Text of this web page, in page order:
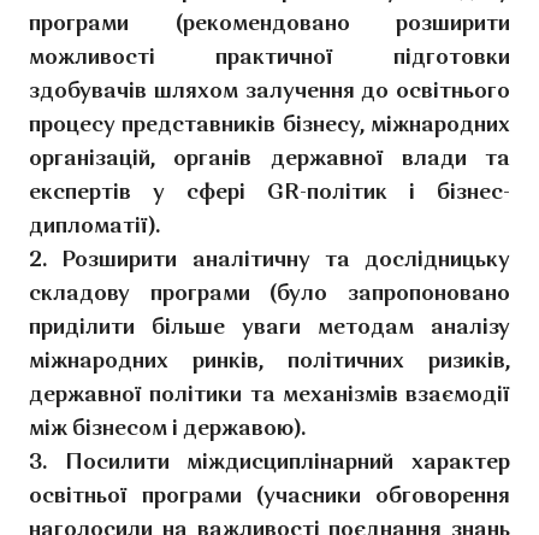
програми (рекомендовано розширити
можливості практичної підготовки
здобувачів шляхом залучення до освітнього
процесу представників бізнесу, міжнародних
організацій, органів державної влади та
експертів у сфері GR-політик і бізнес-
дипломатії).
2. Розширити аналітичну та дослідницьку
складову програми (було запропоновано
приділити більше уваги методам аналізу
міжнародних ринків, політичних ризиків,
державної політики та механізмів взаємодії
між бізнесом і державою).
3. Посилити міждисциплінарний характер
освітньої програми (учасники обговорення
наголосили на важливості поєднання знань